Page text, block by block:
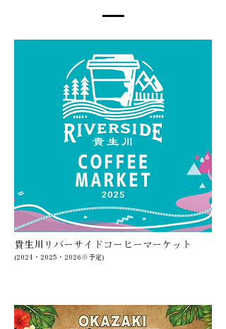
貴生川リバーサイドコーヒーマーケット
(2024・2025・2026※予定)